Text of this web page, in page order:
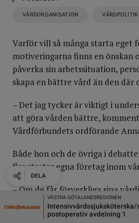
DELA
DELA
DELA
VÅRDORGANISATION VÅRDPOLITIK
Varför vill så många starta eget
motiveringarna finns en önskan
påverka sin arbetssituation,
skapa en bättre vård än den där
– Det jag tycker är viktigt i
att göra vården bättre,
Vårdförbundets ordförande
Både hon och de övriga i
fler startar egna företag inom
– Om de får förverkliga sina
patienterna till godo genom en
Inger Schörling (till höger på bilden
DELA
till
Kriminalvården
Sjuksköterskor till
Tillsvidareanställning